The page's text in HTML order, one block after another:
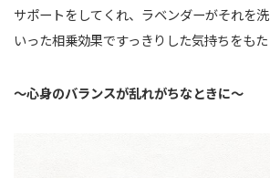
サポートをしてくれ、ラベンダーがそれを
いった相乗効果ですっきりした気持ちをもた
〜心身のバランスが乱れがちなときに〜